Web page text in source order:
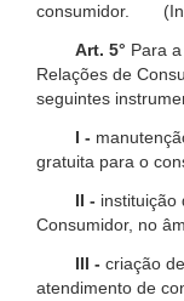
consumidor.
Art. 5° Para
Relações de
seguintes
I -
gratuita para o
II - instituição
Consumidor, no
III - criação
atendimento de